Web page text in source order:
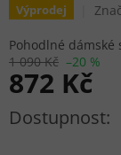
Výprodej
1 090 Kč –20 %
872 Kč
Měrná cena:
Pohodlné dámské